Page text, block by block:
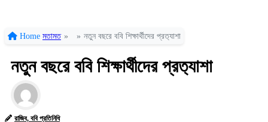
Home মতামত » » নতুন বছরে ববি শিক্ষার্থীদের প্রত‍্যাশা
নতুন বছরে ববি শিক্ষার্থীদের প্রত‍্যাশা
রাজিব, ববি প্রতিনিধি